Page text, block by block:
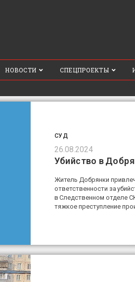
НОВОСТИ СПЕЦПРОЕКТЫ
СУД
26.08.2024
Убийство в
Житель Добрянки
ответственности за
в Следственном отделе
тяжкое преступление